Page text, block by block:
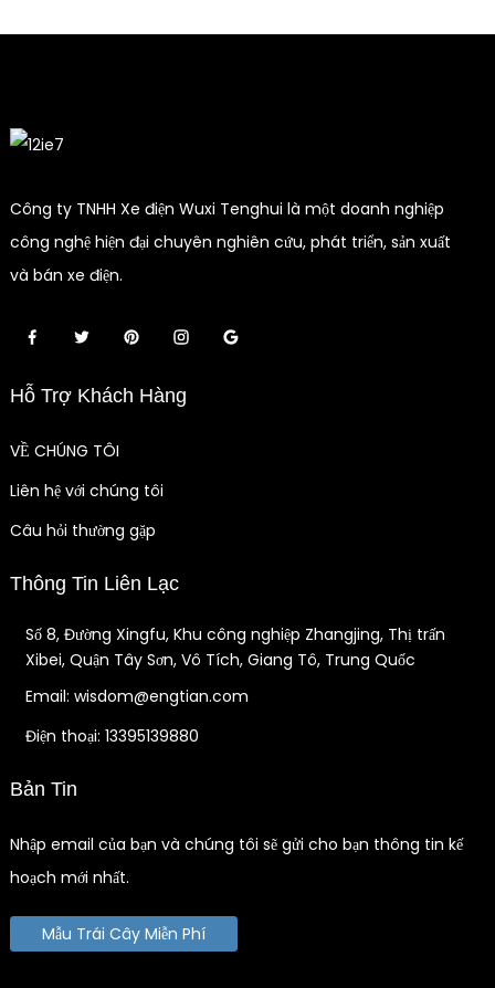
Công ty TNHH Xe điện Wuxi Tenghui là một doanh nghiệp
công nghệ hiện đại chuyên nghiên cứu, phát triển, sản xuất
và bán xe điện.
Hỗ Trợ Khách Hàng
VỀ CHÚNG TÔI
Liên hệ với chúng tôi
Câu hỏi thường gặp
Thông Tin Liên Lạc
Số 8, Đường Xingfu, Khu công nghiệp Zhangjing, Thị trấn
Xibei, Quận Tây Sơn, Vô Tích, Giang Tô, Trung Quốc
Email: wisdom@engtian.com
Điện thoại: 13395139880
Bản Tin
Nhập email của bạn và chúng tôi sẽ gửi cho bạn thông tin kế
hoạch mới nhất.
Mẫu Trái Cây Miễn Phí